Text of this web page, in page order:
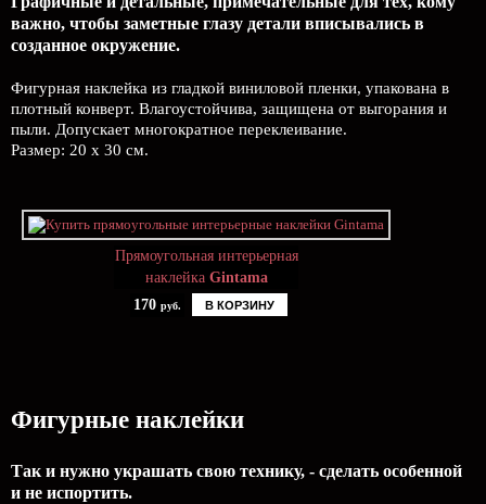
важно, чтобы заметные глазу детали вписывались в
созданное окружение.
Фигурная наклейка из гладкой виниловой пленки, упакована в
плотный конверт. Влагоустойчива, защищена от выгорания и
пыли. Допускает многократное переклеивание.
Размер: 20 х 30 см.
Прямоугольная интерьерная
наклейка Gintama
170 руб. В КОРЗИНУ
Фигурные наклейки
Так и нужно украшать свою технику, - сделать особенной
и не испортить.